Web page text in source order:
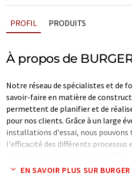
PROFIL PRODUITS
À propos de
Notre réseau de spécialistes et de
savoir-faire en matière de
permettent de planifier et de
pour nos clients. Grâce à un large
installations d'essai, nous
l'efficacité des différents processus
spécifications. Notre propre
EN SAVOIR PLUS SUR